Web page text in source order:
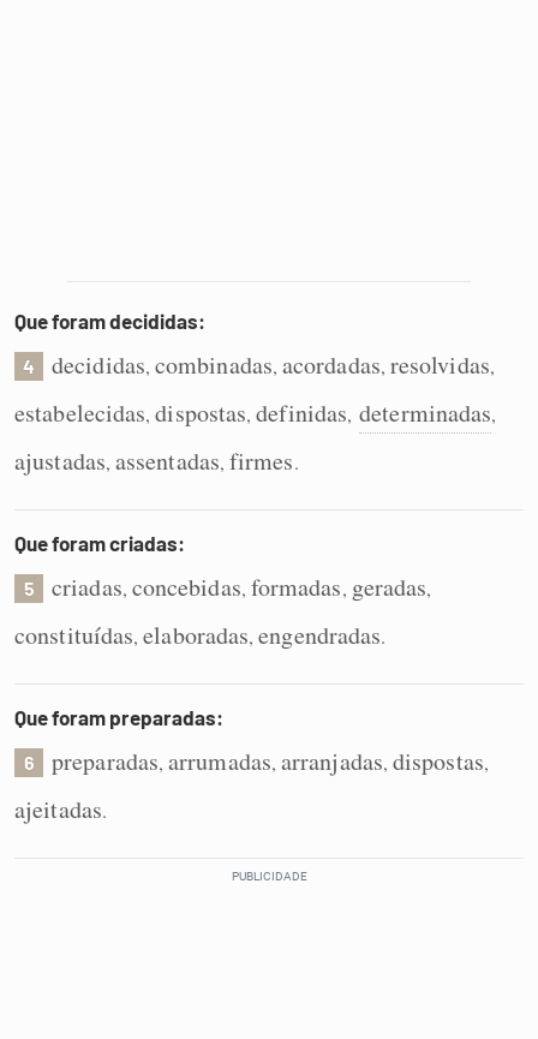
Que foram decididas:
4 decididas, combinadas, acordadas, resolvidas,
estabelecidas,dispostas,definidas, determinadas,
ajustadas, assentadas, firmes.
Que foram criadas:
5 criadas, concebidas, formadas, geradas,
constituídas,elaboradas,engendradas.
Que foram preparadas:
6 preparadas, arrumadas, arranjadas, dispostas,
ajeitadas.